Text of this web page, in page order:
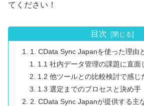
てください！
目次
1. CData Sync Japanを使った理由
1.1 社内データ管理の課題に直面
1.2 他ツールとの比較検討で感じ
1.3 選定までのプロセスと決め手
2. CData Sync Japanが提供する主